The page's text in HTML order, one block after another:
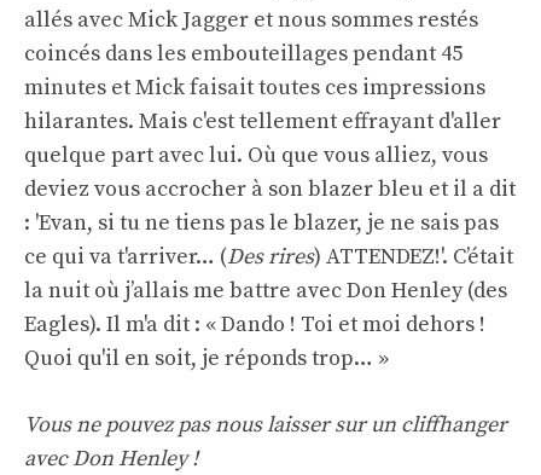
allés avec Mick Jagger et nous sommes restés
coincés dans les embouteillages pendant 45
minutes et Mick faisait toutes ces impressions
hilarantes. Mais c'est tellement effrayant d'aller
quelque part avec lui. Où que vous alliez, vous
deviez vous accrocher à son blazer bleu et il a dit
: 'Evan, si tu ne tiens pas le blazer, je ne sais pas
ce qui va t'arriver… (Des rires) ATTENDEZ!'. C’était
la nuit où j’allais me battre avec Don Henley (des
Eagles). Il m'a dit : « Dando ! Toi et moi dehors !
Quoi qu'il en soit, je réponds trop… »
Vous ne pouvez pas nous laisser sur un cliffhanger
avec Don Henley !